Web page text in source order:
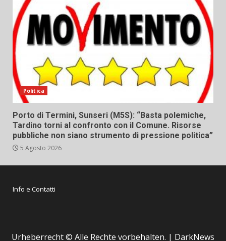
Politica
Porto di Termini, Sunseri (M5S): “Basta polemiche,
Tardino torni al confronto con il Comune. Risorse
pubbliche non siano strumento di pressione politica”
5 Agosto 2026
Info e Contatti
Urheberrecht © Alle Rechte vorbehalten. | DarkNews